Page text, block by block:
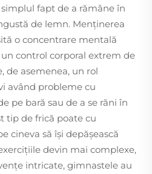
fapt de a rămâne în
de lemn. Menținerea
o concentrare mentală
control corporal extrem de
de asemenea, un rol
având probleme cu
pe bară sau de a se răni în
tip de frică poate cu
cineva să își depășească
devin mai complexe,
intricate, gimnastele au